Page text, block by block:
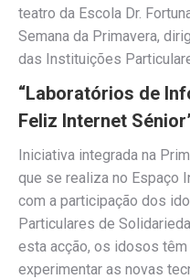
teatro da Escola Dr.
Semana da Primavera,
das Instituições
“Laboratórios de
Feliz Internet
Iniciativa integrada na
que se realiza no Espaço
com a participação dos
Particulares de
esta acção, os idosos
experimentar as novas